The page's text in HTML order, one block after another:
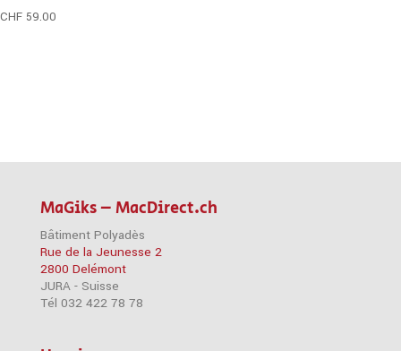
CHF 59.00
MaGiks – MacDirect.ch
Bâtiment Polyadès
Rue de la Jeunesse 2
2800 Delémont
JURA - Suisse
Tél 032 422 78 78